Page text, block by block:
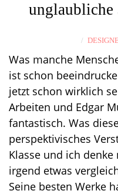
o
n
unglaubliche
Was manche
ist schon
jetzt schon wirklich
Arbeiten und Edgar
fantastisch. Was
perspektivisches
Klasse und ich
irgend etwas
Seine besten Werke